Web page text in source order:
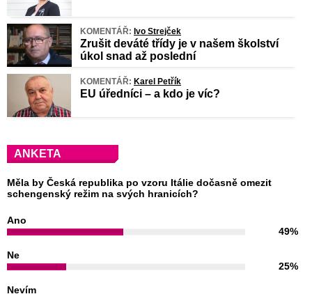
KOMENTÁŘ: Ivo Strejček
Zrušit deváté třídy je v našem školství
úkol snad až poslední
KOMENTÁŘ: Karel Petřík
EU úředníci – a kdo je víc?
ANKETA
Měla by Česká republika po vzoru Itálie dočasně omezit
schengenský režim na svých hranicích?
Ano
49%
Ne
25%
Nevím